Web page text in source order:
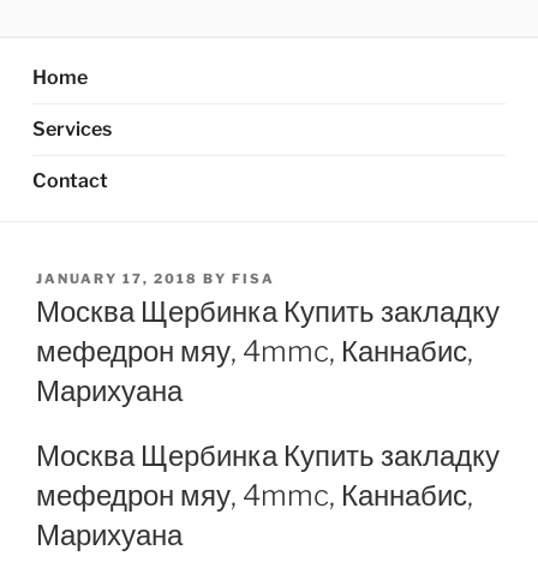
content
Home
Services
Contact
POSTED
ON
JANUARY 17, 2018 BY FISA
Москва Щербинка Купить закладку
мефедрон мяу, 4mmc, Каннабис,
Марихуана
Москва Щербинка Купить закладку
мефедрон мяу, 4mmc, Каннабис,
Марихуана